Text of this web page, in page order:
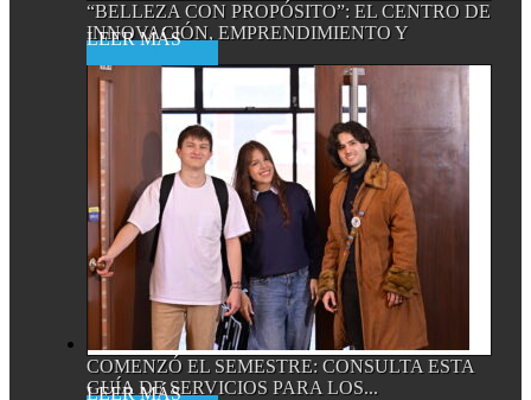
“BELLEZA CON PROPÓSITO”: EL CENTRO DE
INNOVACIÓN, EMPRENDIMIENTO Y
COMENZÓ EL SEMESTRE: CONSULTA ESTA
GUÍA DE SERVICIOS PARA LOS...